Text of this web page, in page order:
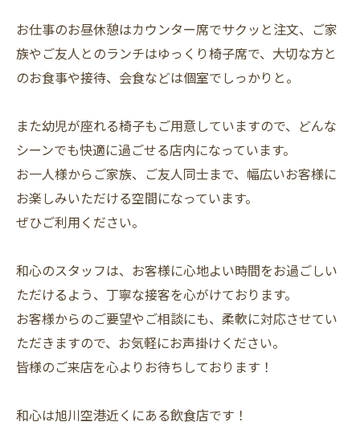
お仕事のお昼休憩はカウンター席でサクッと注文、ご家
族やご友人とのランチはゆっくり椅子席で、大切な方と
のお食事や接待、会食などは個室でしっかりと。
また幼児が座れる椅子もご用意していますので、どんな
シーンでも快適に過ごせる店内になっています。
お一人様からご家族、ご友人同士まで、幅広いお客様に
お楽しみいただける空間になっています。
ぜひご利用ください。
和心のスタッフは、お客様に心地よい時間をお過ごしい
ただけるよう、丁寧な接客を心がけております。
お客様からのご要望やご相談にも、柔軟に対応させてい
ただきますので、お気軽にお声掛けください。
皆様のご来店を心よりお待ちしております！
和心は旭川空港近くにある飲食店です！